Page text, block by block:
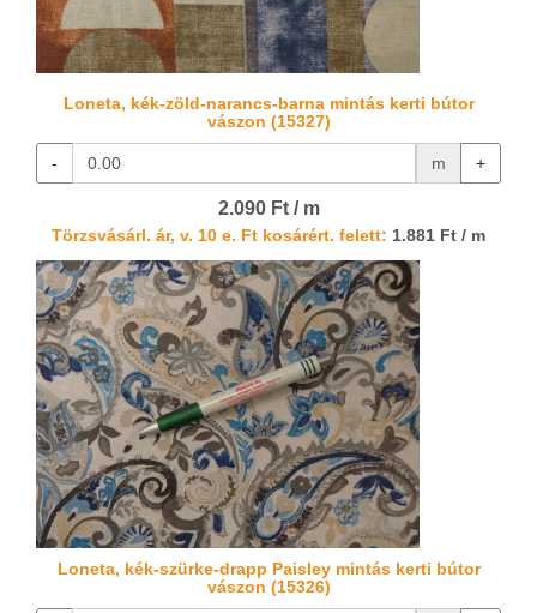
Loneta, kék-zöld-narancs-barna mintás kerti bútor
vászon (15327)
- m +
2.090 Ft / m
Törzsvásárl. ár, v. 10 e. Ft kosárért. felett: 1.881 Ft / m
Loneta, kék-szürke-drapp Paisley mintás kerti bútor
vászon (15326)